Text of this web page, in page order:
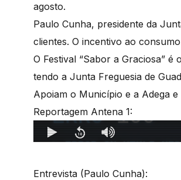
agosto.
Paulo Cunha, presidente da
clientes. O incentivo ao
O Festival “Sabor a Graciosa”
tendo a Junta Freguesia de
Apoiam o Município e a Adega
Reportagem Antena 1:
Entrevista (Paulo Cunha):